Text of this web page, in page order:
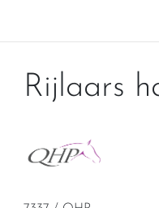
Rijlaars